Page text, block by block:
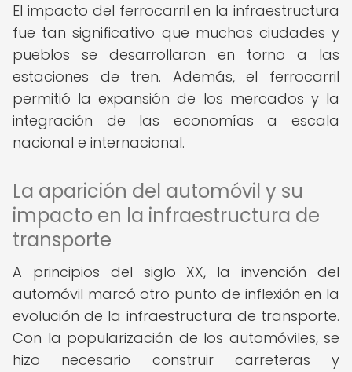
El impacto del ferrocarril en la infraestructura
fue tan significativo que muchas ciudades y
pueblos se desarrollaron en torno a las
estaciones de tren. Además, el ferrocarril
permitió la expansión de los mercados y la
integración de las economías a escala
nacional e internacional.
La aparición del automóvil y su
impacto en la infraestructura de
transporte
A principios del siglo XX, la invención del
automóvil marcó otro punto de inflexión en la
evolución de la infraestructura de transporte.
Con la popularización de los automóviles, se
hizo necesario construir carreteras y